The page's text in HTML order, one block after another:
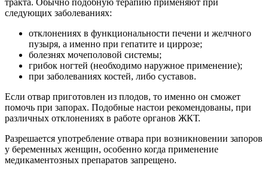
следующих заболеваниях:
отклонениях в функциональности печени и желчного
пузыря, а именно при гепатите и циррозе;
болезнях мочеполовой системы;
грибок ногтей (необходимо наружное применение);
при заболеваниях костей, либо суставов.
Если отвар приготовлен из плодов, то именно он сможет
помочь при запорах. Подобные настои рекомендованы, при
различных отклонениях в работе органов ЖКТ.
Разрешается употребление отвара при возникновении запоров
у беременных женщин, особенно когда применение
медикаментозных препаратов запрещено.